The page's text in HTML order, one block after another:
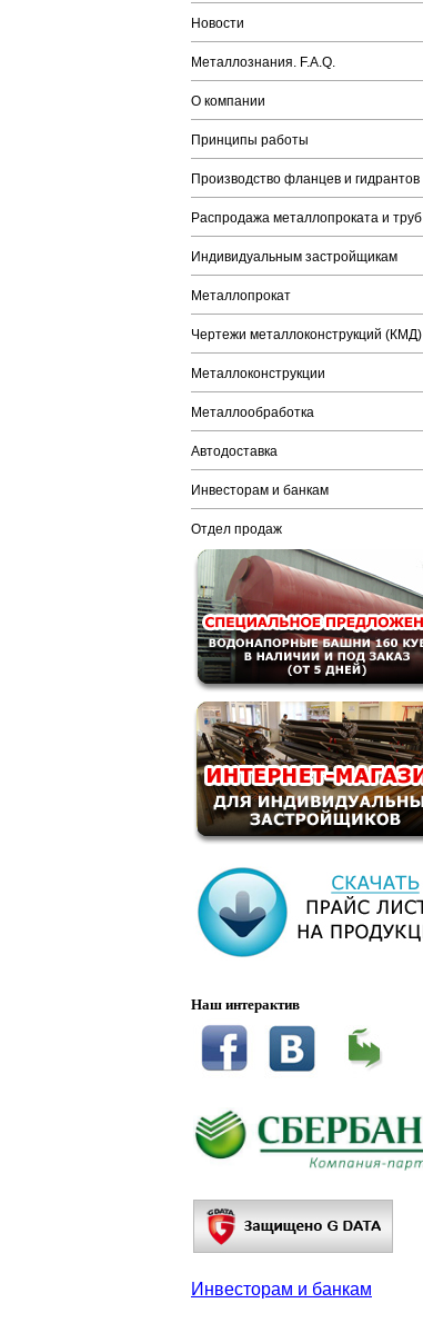
Новости
Металлознания. F.A.Q.
О компании
Принципы работы
Производство фланцев и гидрантов
Распродажа металлопроката и труб
Индивидуальным застройщикам
Металлопрокат
Чертежи металлоконструкций (КМД)
Металлоконструкции
Металлообработка
Автодоставка
Инвесторам и банкам
Отдел продаж
Наш интерактив
Инвесторам и банкам